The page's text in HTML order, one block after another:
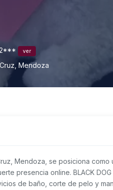
ver
Mendoza
Mendoza, se posiciona como
presencia online. BLACK DOG
de baño, corte de pelo y